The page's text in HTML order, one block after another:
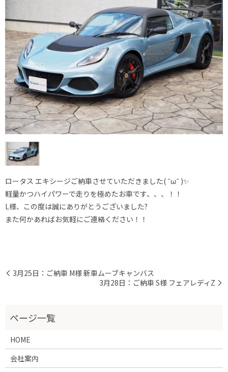
ロータス エキシージご納車させていただきました( ˘ω˘ )✨
軽量かつハイパワーで走りを極めたお車です、、、！！
L様、この度は誠にありがとうございました?
また何かあればお気軽にご連絡ください！！
3月25日：ご納車 M様 新車ムーブキャンバス
3月28日：ご納車 S様 フェアレディZ
HOME
会社案内